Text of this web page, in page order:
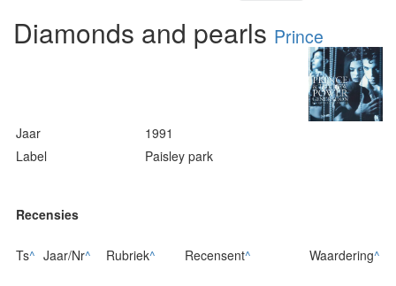
Diamonds and pearls Prince
Jaar
1991
Label
Paisley park
Recensies
Ts^ Jaar/Nr^ Rubriek^ Recensent^ Waardering^